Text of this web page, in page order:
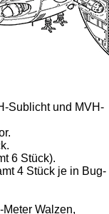
Sublicht und MVH-
6 Stück).
4 Stück je in Bug-
Walzen,